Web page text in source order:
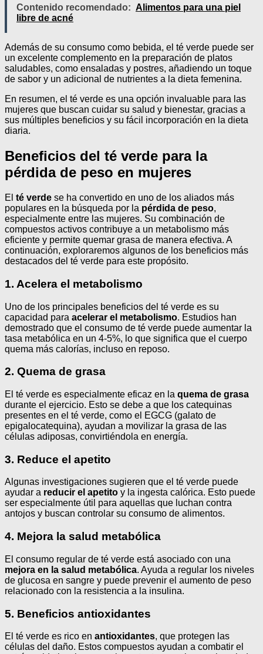
Contenido recomendado: Alimentos para una piel
libre de acné
Además de su consumo como bebida, el té verde puede ser
un excelente complemento en la preparación de platos
saludables, como ensaladas y postres, añadiendo un toque
de sabor y un adicional de nutrientes a la dieta femenina.
En resumen, el té verde es una opción invaluable para las
mujeres que buscan cuidar su salud y bienestar, gracias a
sus múltiples beneficios y su fácil incorporación en la dieta
diaria.
Beneficios del té verde para la
pérdida de peso en mujeres
El té verde se ha convertido en uno de los aliados más
populares en la búsqueda por la pérdida de peso,
especialmente entre las mujeres. Su combinación de
compuestos activos contribuye a un metabolismo más
eficiente y permite quemar grasa de manera efectiva. A
continuación, exploraremos algunos de los beneficios más
destacados del té verde para este propósito.
1. Acelera el metabolismo
Uno de los principales beneficios del té verde es su
capacidad para acelerar el metabolismo. Estudios han
demostrado que el consumo de té verde puede aumentar la
tasa metabólica en un 4-5%, lo que significa que el cuerpo
quema más calorías, incluso en reposo.
2. Quema de grasa
El té verde es especialmente eficaz en la quema de grasa
durante el ejercicio. Esto se debe a que los catequinas
presentes en el té verde, como el EGCG (galato de
epigalocatequina), ayudan a movilizar la grasa de las
células adiposas, convirtiéndola en energía.
3. Reduce el apetito
Algunas investigaciones sugieren que el té verde puede
ayudar a reducir el apetito y la ingesta calórica. Esto puede
ser especialmente útil para aquellas que luchan contra
antojos y buscan controlar su consumo de alimentos.
4. Mejora la salud metabólica
El consumo regular de té verde está asociado con una
mejora en la salud metabólica. Ayuda a regular los niveles
de glucosa en sangre y puede prevenir el aumento de peso
relacionado con la resistencia a la insulina.
5. Beneficios antioxidantes
El té verde es rico en antioxidantes, que protegen las
células del daño. Estos compuestos ayudan a combatir el